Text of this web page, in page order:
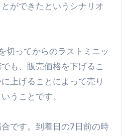
ができたというシナリオ
切ってからのラストミニッ
も、販売価格を下げるこ
上げることによって売り
うことです。
です。到着日の7日前の時